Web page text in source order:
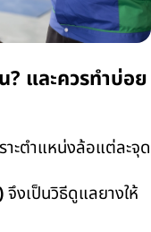
? และควรทำบ่อย
ะตำแหน่งล้อแต่ละจุด
จึงเป็นวิธีดูแลยางให้